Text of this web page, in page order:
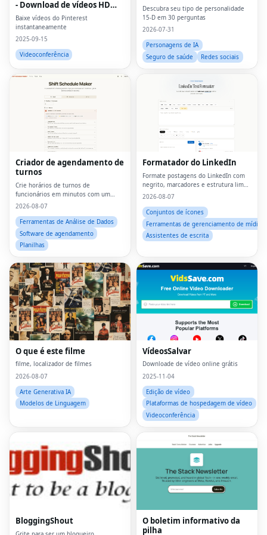
- Download de vídeos HD
online
Baixe vídeos do Pinterest
instantaneamente
2025-09-15
Videoconferência
Descubra seu tipo de personalidade
15-D em 30 perguntas
2026-07-31
Personagens de IA
Seguro de saúde
Redes sociais
Criador de agendamento de
turnos
Crie horários de turnos de
funcionários em minutos com um
planejador online simples
2026-08-07
Ferramentas de Análise de Dados
Software de agendamento
Planilhas
Formatador do LinkedIn
Formate postagens do LinkedIn com
negrito, marcadores e estrutura limpa
em segundos
2026-08-07
Conjuntos de ícones
Ferramentas de gerenciamento de mídia
Assistentes de escrita
O que é este filme
filme, localizador de filmes
2026-08-07
Arte Generativa IA
Modelos de Linguagem
VídeosSalvar
Downloade de vídeo online grátis
2025-11-04
Edição de vídeo
Plataformas de hospedagem de vídeo
Videoconferência
BloggingShout
O boletim informativo da
pilha